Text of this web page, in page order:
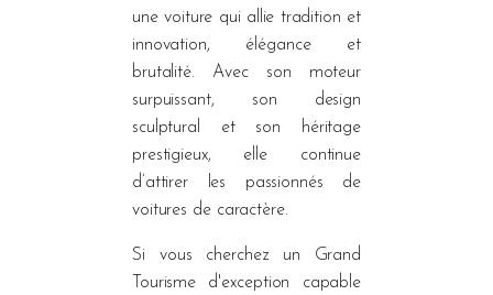
une voiture qui allie tradition et
innovation, élégance et
brutalité. Avec son moteur
surpuissant, son design
sculptural et son héritage
prestigieux, elle continue
d’attirer les passionnés de
voitures de caractère.
Si vous cherchez un Grand
Tourisme d'exception capable